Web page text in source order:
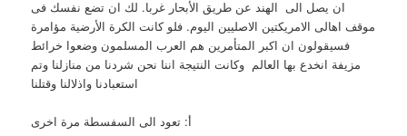
ان يصل الى الهند عن طريق الأبحار غربا. لك ان تضع نفسك فى
موقف اهالى الامريكتين الاصليين اليوم. فلو كانت الكرة الأرضية مؤامرة
فسيقولون ان اكبر المتأمرين هم العرب المسلمون وضعوا خرائط
مزيفة انخدع بها العالم وكانت النتيجة اننا نحن شردنا من منازلنا وتم
استعبادنا واذلالنا وقتلنا
أ: تعود الى السفسطة مرة اخرى